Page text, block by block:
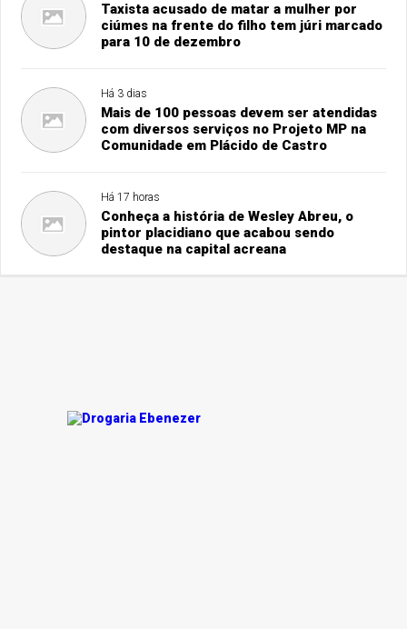
Taxista acusado de matar a mulher por
ciúmes na frente do filho tem júri marcado
para 10 de dezembro
Há 3 dias
Mais de 100 pessoas devem ser atendidas
com diversos serviços no Projeto MP na
Comunidade em Plácido de Castro
Há 17 horas
Conheça a história de Wesley Abreu, o
pintor placidiano que acabou sendo
destaque na capital acreana